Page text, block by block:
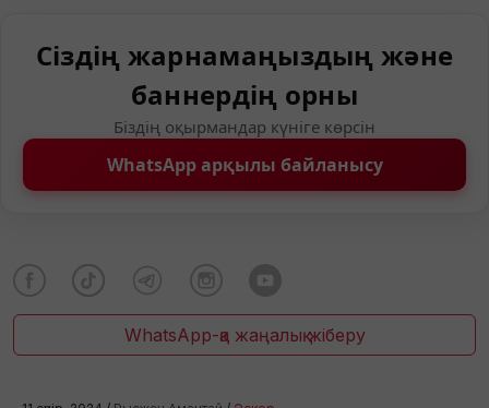
Сіздің жарнамаңыздың және
баннердің орны
Біздің оқырмандар күніге көрсін
WhatsApp арқылы байланысу
WhatsApp-қа жаңалық жіберу